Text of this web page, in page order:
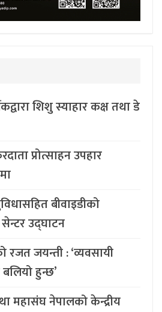
शिशु स्याहार कक्ष तथा डे
प्रोत्साहन उपहार
बीवाइडीको
उद्घाटन
जयन्ती : ‘व्यवसायी
हुन्छ’
महासंघ नेपालको केन्द्रीय